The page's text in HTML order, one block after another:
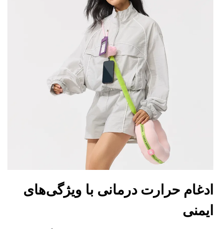
ادغام حرارت درمانی با ویژگی‌های
ایمنی